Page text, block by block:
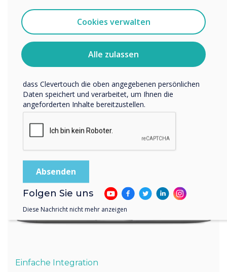
Einfache Integration
Cookies verwalten
Alle zulassen
Sie können diese Benachrichtigungen jederzeit
abbestellen. Weitere Informationen zum Abbestellen, zu
unseren Datenschutzverfahren und dazu, wie wir Ihre
Privatsphäre schützen und respektieren, finden Sie in
unserer Datenschutzrichtlinie.
dass Clevertouch die oben angegebenen persönlichen
Daten speichert und verarbeitet, um Ihnen die
angeforderten Inhalte bereitzustellen.
Folgen Sie uns
Diese Nachricht nicht mehr anzeigen